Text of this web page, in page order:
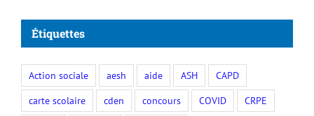
Étiquettes
Action sociale aesh aide ASH
CAPD
carte scolaire
cden concours COVID
CRPE